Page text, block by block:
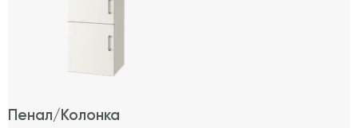
Пенал/Колонка